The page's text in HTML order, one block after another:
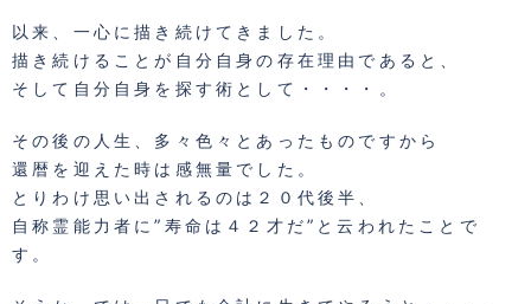
以来、一心に描き続けてきました。
描き続けることが自分自身の存在理由であると、
そして自分自身を探す術として・・・・。
その後の人生、多々色々とあったものですから
還暦を迎えた時は感無量でした。
とりわけ思い出されるのは２０代後半、
自称霊能力者に”寿命は４２才だ”と云われたことで
す。